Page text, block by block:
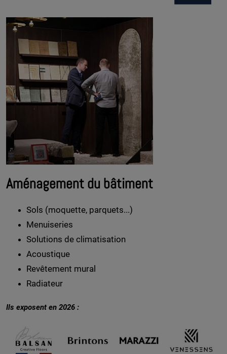
Aménagement du bâtiment
Sols (moquette, parquets...)
Menuiseries
Solutions de climatisation
Acoustique
Revêtement mural
Radiateur
Ils exposent en 2026 :